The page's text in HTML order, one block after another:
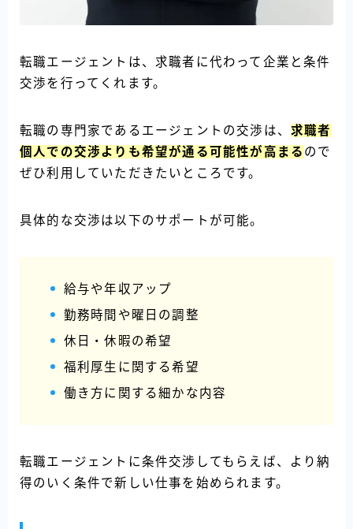
転職エージェントは、求職者に代わって企業と条件
交渉を行ってくれます。
転職の専門家であるエージェントの交渉は、 求職者
個人での交渉よりも希望が通る可能性が高 まる ので
ぜひ利用していただきたいところです。
具体的な交渉は以下のサポートが可能。
給与や年収アップ
勤務時間や曜日の調整
休日・休暇の希望
福利厚生に関する希望
働き方に関する細かな内容
転職エージェントに条件交渉してもらえば、より納
得のいく条件で新しい仕事を始められます。